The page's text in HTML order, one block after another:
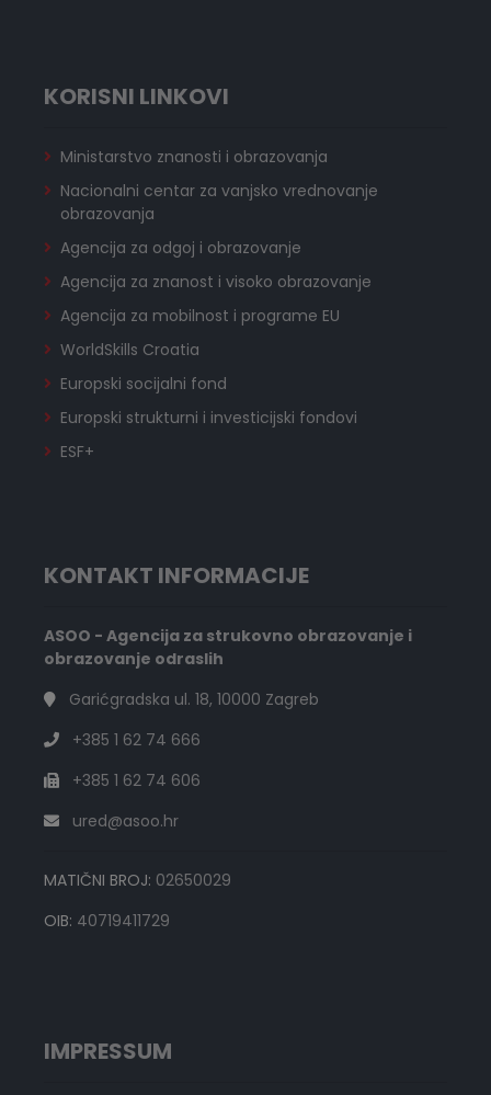
KORISNI LINKOVI
Ministarstvo znanosti i obrazovanja
Nacionalni centar za vanjsko vrednovanje
obrazovanja
Agencija za odgoj i obrazovanje
Agencija za znanost i visoko obrazovanje
Agencija za mobilnost i programe EU
WorldSkills Croatia
Europski socijalni fond
Europski strukturni i investicijski fondovi
ESF+
KONTAKT INFORMACIJE
ASOO - Agencija za strukovno obrazovanje i
obrazovanje odraslih
Garićgradska ul. 18, 10000 Zagreb
+385 1 62 74 666
+385 1 62 74 606
ured@asoo.hr
MATIČNI BROJ: 02650029
OIB: 40719411729
IMPRESSUM